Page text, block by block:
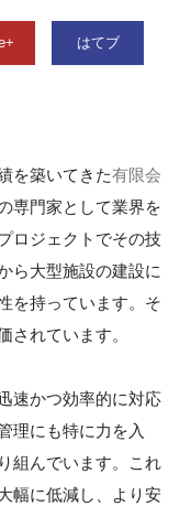
はてブ
を築いてきた有限会
専門家として業界を
ロジェクトでその技
ら大型施設の建設に
を持っています。そ
されています。
速かつ効率的に対応
理にも特に力を入
組んでいます。これ
幅に低減し、より安